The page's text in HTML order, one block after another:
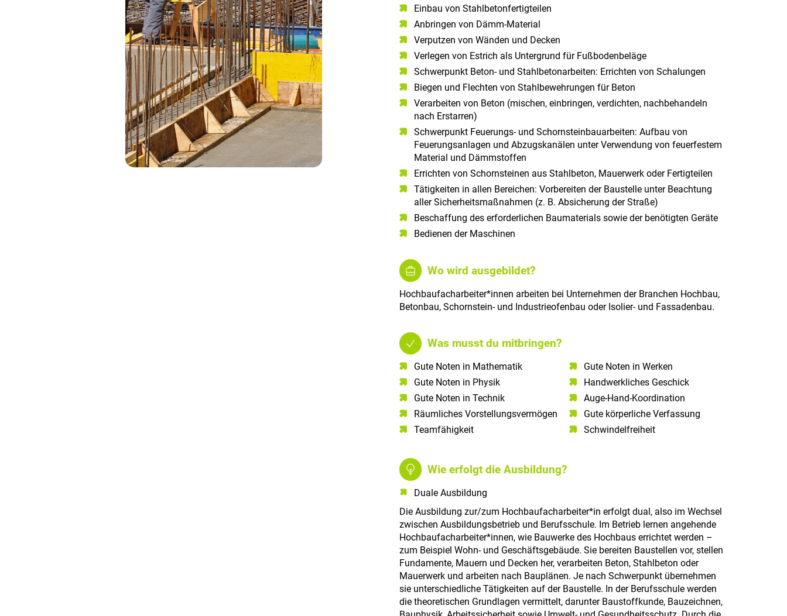
Einbau von Stahlbetonfertigteilen
Anbringen von Dämm-Material
Verputzen von Wänden und Decken
Verlegen von Estrich als Untergrund für Fußbodenbeläge
Schwerpunkt Beton- und Stahlbetonarbeiten: Errichten von Schalungen
Biegen und Flechten von Stahlbewehrungen für Beton
Verarbeiten von Beton (mischen, einbringen, verdichten, nachbehandeln
nach Erstarren)
Schwerpunkt Feuerungs- und Schornsteinbauarbeiten: Aufbau von
Feuerungsanlagen und Abzugskanälen unter Verwendung von feuerfestem
Material und Dämmstoffen
Errichten von Schornsteinen aus Stahlbeton, Mauerwerk oder Fertigteilen
Tätigkeiten in allen Bereichen: Vorbereiten der Baustelle unter Beachtung
aller Sicherheitsmaßnahmen (z. B. Absicherung der Straße)
Beschaffung des erforderlichen Baumaterials sowie der benötigten Geräte
Bedienen der Maschinen
Wo wird ausgebildet?
Hochbaufacharbeiter*innen arbeiten bei Unternehmen der Branchen Hochbau,
Betonbau, Schornstein- und Industrieofenbau oder Isolier- und Fassadenbau.
Was musst du mitbringen?
Gute Noten in Mathematik​
Gute Noten in Physik​
Gute Noten in Technik​
Räumliches Vorstellungsvermögen​
Teamfähigkeit​
Gute Noten in Werken
Handwerkliches Geschick
Auge-Hand-Koordination
Gute körperliche Verfassung
Schwindelfreiheit
Wie erfolgt die Ausbildung?
Duale Ausbildung
Die Ausbildung zur/zum Hochbaufacharbeiter*in erfolgt dual, also im Wechsel
zwischen Ausbildungsbetrieb und Berufsschule. Im Betrieb lernen angehende
Hochbaufacharbeiter*innen, wie Bauwerke des Hochbaus errichtet werden –
zum Beispiel Wohn- und Geschäftsgebäude. Sie bereiten Baustellen vor, stellen
Fundamente, Mauern und Decken her, verarbeiten Beton, Stahlbeton oder
Mauerwerk und arbeiten nach Bauplänen. Je nach Schwerpunkt übernehmen
sie unterschiedliche Tätigkeiten auf der Baustelle. In der Berufsschule werden
die theoretischen Grundlagen vermittelt, darunter Baustoffkunde, Bauzeichnen,